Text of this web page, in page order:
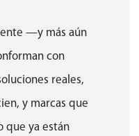
—y más aún
con
reales,
y marcas que
que ya están